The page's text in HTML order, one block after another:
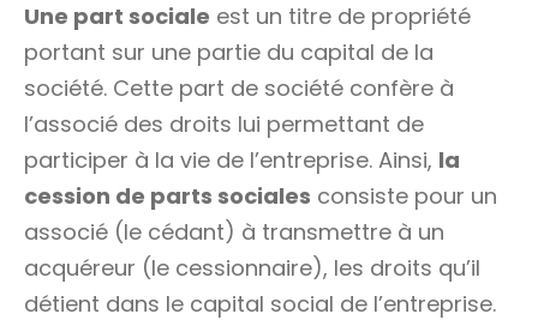
Une part sociale est un titre de propriété
portant sur une partie du capital de la
société. Cette part de société confère à
l’associé des droits lui permettant de
participer à la vie de l’entreprise. Ainsi, la
cession de parts sociales consiste pour un
associé (le cédant) à transmettre à un
acquéreur (le cessionnaire), les droits qu’il
détient dans le capital social de l’entreprise.